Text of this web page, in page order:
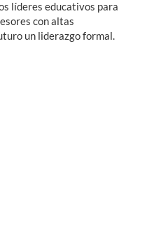
líderes educativos para
con altas
un liderazgo formal.